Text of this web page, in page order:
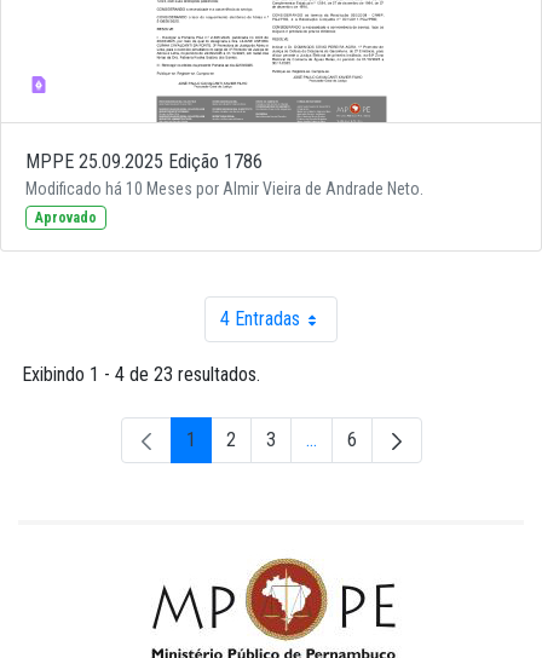
MPPE 25.09.2025 Edição 1786
Modificado há 10 Meses por Almir Vieira de Andrade Neto.
Aprovado
4 EntradasPor página
Exibindo 1 - 4 de 23 resultados.
Página
1 Página
2 Página
3 ...Páginas intermediárias Usar
Página
6